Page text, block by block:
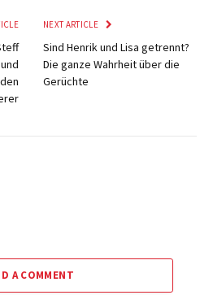
NEXT ARTICLE
Sind Henrik und Lisa getrennt?
Die ganze Wahrheit über die
Gerüchte
A COMMENT